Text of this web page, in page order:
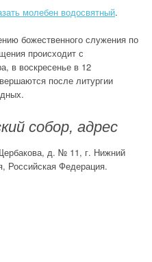
молебен водосвятный.
божественного служения по
происходит с
в воскресенье в 12
после литургии
собор, адрес
д. № 11, г. Нижний
Российская Федерация.